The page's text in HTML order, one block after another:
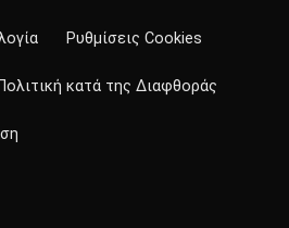
Ρυθμίσεις Cookies
Πολιτική κατά της Διαφθοράς